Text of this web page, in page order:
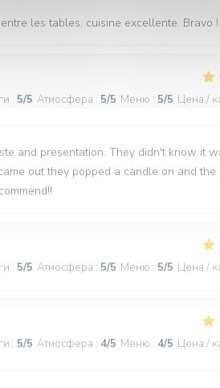
les tables, cuisine excellente. Bravo !
: 5/5 Атмосфера : 5/5 Меню : 5/5 Цена /
and presentation. They didn't know it
out they popped a candle on and
: 5/5 Атмосфера : 5/5 Меню : 5/5 Цена /
: 5/5 Атмосфера : 4/5 Меню : 4/5 Цена /